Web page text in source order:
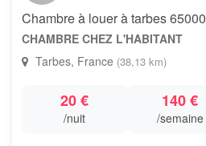
Chambre à louer à tarbes 65000
CHAMBRE CHEZ L'HABITANT
Tarbes, France (38,13 km)
20 €
/nuit
140 €
/semaine